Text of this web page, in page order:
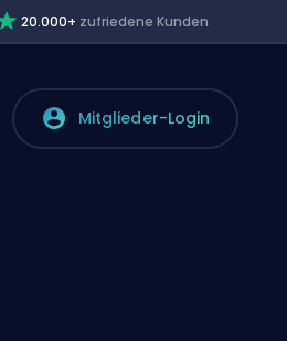
20.000+ zufriedene Kunden
Mitglieder-Login